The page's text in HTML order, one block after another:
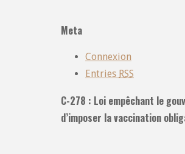
Meta
Connexion
Entries RSS
C-278 : Loi empêchant le
d’imposer la vaccination